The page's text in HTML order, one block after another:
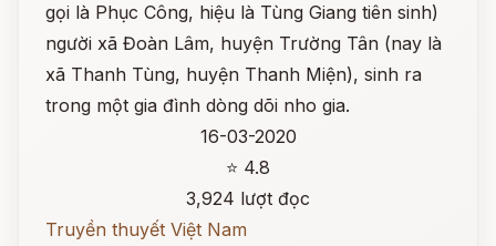
gọi là Phục Công, hiệu là Tùng Giang tiên sinh)
người xã Đoàn Lâm, huyện Trường Tân (nay là
xã Thanh Tùng, huyện Thanh Miện), sinh ra
trong một gia đình dòng dõi nho gia.
16-03-2020
⭐ 4.8
3,924 lượt đọc
Truyền thuyết Việt Nam